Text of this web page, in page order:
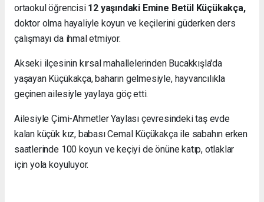
ortaokul öğrencisi 12 yaşındaki Emine Betül Küçükakça,
doktor olma hayaliyle koyun ve keçilerini güderken ders
çalışmayı da ihmal etmiyor.
Akseki ilçesinin kırsal mahallelerinden Bucakkışla'da
yaşayan Küçükakça, baharın gelmesiyle, hayvancılıkla
geçinen ailesiyle yaylaya göç etti.
Ailesiyle Çimi-Ahmetler Yaylası çevresindeki taş evde
kalan küçük kız, babası Cemal Küçükakça ile sabahın erken
saatlerinde 100 koyun ve keçiyi de önüne katıp, otlaklar
için yola koyuluyor.